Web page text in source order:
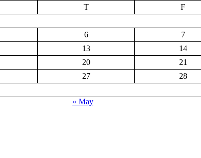
T F
6 7
13 14
20 21
27 28
« May